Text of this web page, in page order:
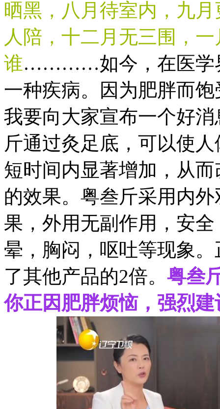
晒黑，八月待室内，九
人陪，十二月无三围，
谁…………如今，在医
一种疾病。因为肥胖而
我要向大家宣布一个好
斤通过灸足底，可以使
短时间内显著增加，从
的效果。粤叁斤采用内
果，外用无副作用，安
晕，胸闷，呕吐等现象
了其他产品的2倍。 粤叁
你正因肥胖烦恼，强烈